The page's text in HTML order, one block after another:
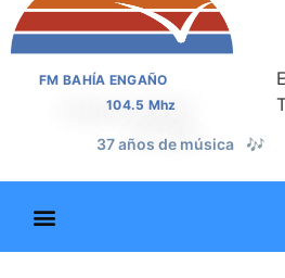
FM BAHÍA ENGAÑO
104.5 Mhz
37 años de noticias 📰